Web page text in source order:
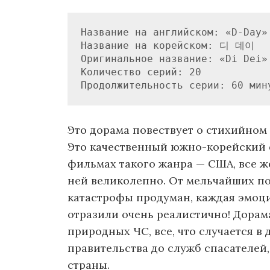
Название на английском: «D-Day»
Название на корейском: 디 데이
Оригинальное название: «Di Dei»
Количество серий: 20
Это дорама повествует о
Это качественный южно-
фильмах такого жанра — США, все
ней великолепно. От мельчайших
катастрофы продуман, каждая
отразили очень реалистично!
природных ЧС, все, что случается
правительства до служб
страны.